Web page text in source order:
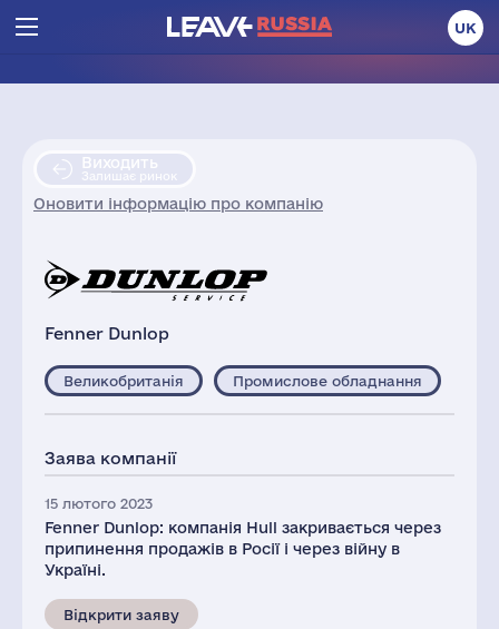
UK
Виходить
Залишає ринок
Оновити інформацію про компанію
Fenner Dunlop
Великобританія Промислове обладнання
Заява компанії
15 лютого 2023
Fenner Dunlop: компанія Hull закривається через
припинення продажів в Росії і через війну в
Україні.
Відкрити заяву